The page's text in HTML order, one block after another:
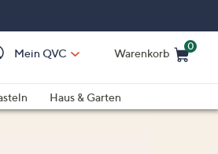
Mein QVC Warenkorb
0
Haus & Garten